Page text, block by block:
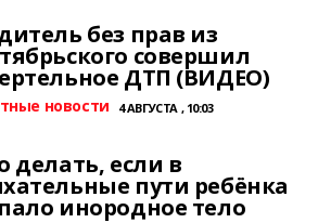
без прав из
совершил
ДТП (ВИДЕО)
новости 4 АВГУСТА , 10:03
делать, если в
пути ребёнка
инородное тело